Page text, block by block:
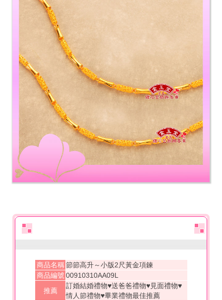
商品名稱 節節高升～小版2尺黃金項鍊
商品編號 00910310AA09L
推薦
訂婚結婚禮物♥送爸爸禮物♥見面禮物♥
情人節禮物♥畢業禮物最佳推薦